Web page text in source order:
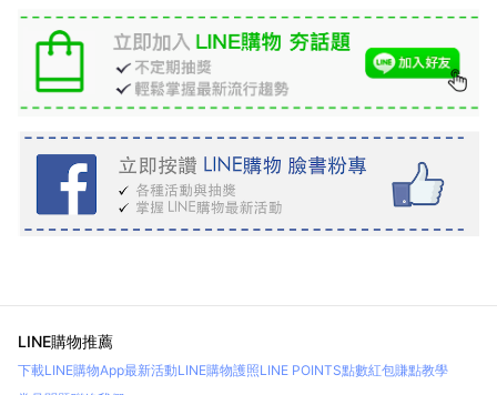
LINE購物推薦
下載LINE購物App最新活動LINE購物護照LINE POINTS點數紅包賺點教學